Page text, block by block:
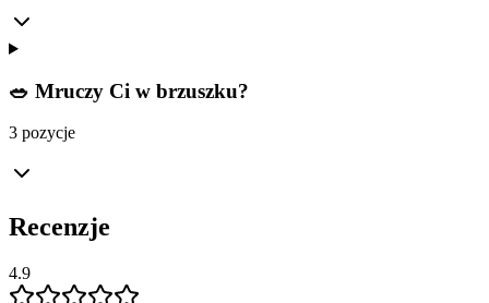
🥗 Mruczy Ci w brzuszku?
3 pozycje
Recenzje
4.9